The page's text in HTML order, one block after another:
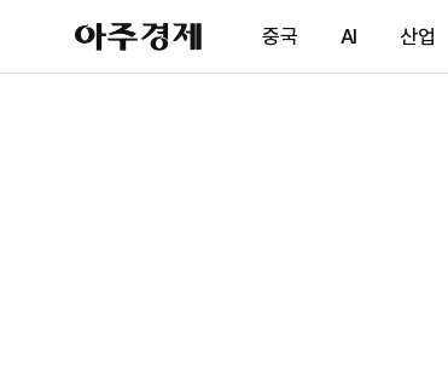
아
주
제
중국 AI 산업